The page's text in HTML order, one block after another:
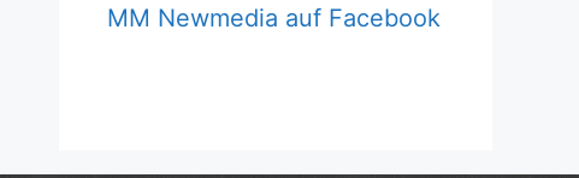
MM Newmedia auf Facebook